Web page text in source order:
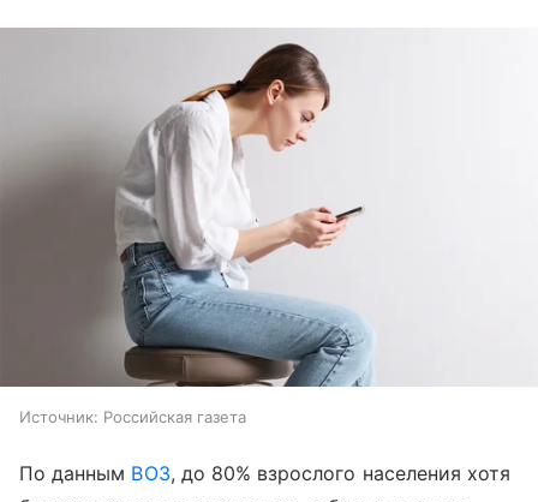
Источник: Российская газета
По данным ВОЗ, до 80% взрослого населения хотя